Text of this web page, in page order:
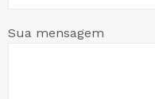
Sua mensagem